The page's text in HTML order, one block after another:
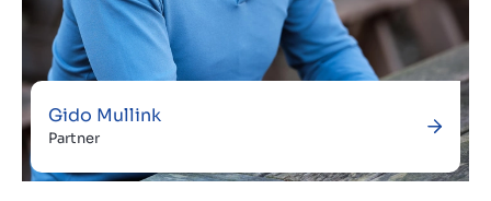
Gido Mullink
Partner